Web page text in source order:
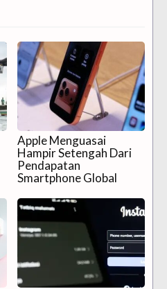
Apple Menguasai
Hampir Setengah Dari
Pendapatan
Smartphone Global